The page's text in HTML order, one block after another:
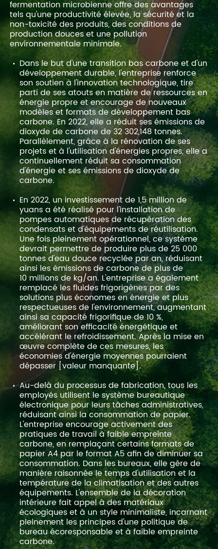
fermentation microbienne offre des avantages
tels qu'une productivité élevée, la sécurité et la
non-toxicité des produits, des conditions de
production douces et une pollution
environnementale minimale.
Dans le but d'une transition bas carbone et d'un
développement durable, l'entreprise renforce
son soutien à l'innovation technologique, tire
parti de ses atouts en matière de ressources en
énergie propre et encourage de nouveaux
modèles et formats de développement bas
carbone. En 2022, elle a réduit ses émissions de
dioxyde de carbone de 32 302,148 tonnes.
Parallèlement, grâce à la rénovation de ses
projets et à l'utilisation d'énergies propres, elle a
continuellement réduit sa consommation
d'énergie et ses émissions de dioxyde de
carbone.
En 2022, un investissement de 1,5 million de
yuans a été réalisé pour l'installation de
pompes automatiques de récupération des
condensats et d'équipements de réutilisation.
Une fois pleinement opérationnel, ce système
devrait permettre de produire plus de 25 000
tonnes d'eau douce recyclée par an, réduisant
ainsi les émissions de carbone de plus de
10 millions de kg/an. L'entreprise a également
remplacé les fluides frigorigènes par des
solutions plus économes en énergie et plus
respectueuses de l'environnement, augmentant
ainsi sa capacité frigorifique de 10 %,
améliorant son efficacité énergétique et
accélérant le refroidissement. Après la mise en
œuvre complète de ces mesures, les
économies d'énergie moyennes pourraient
dépasser [valeur manquante].
Au-delà du processus de fabrication, tous les
employés utilisent le système bureautique
électronique pour leurs tâches administratives,
réduisant ainsi la consommation de papier.
L'entreprise encourage activement des
pratiques de travail à faible empreinte
carbone, en remplaçant certains formats de
papier A4 par le format A5 afin de diminuer sa
consommation. Dans les bureaux, elle gère de
manière raisonnée le temps d'utilisation et la
température de la climatisation et des autres
équipements. L'ensemble de la décoration
intérieure fait appel à des matériaux
écologiques et à un style minimaliste, incarnant
pleinement les principes d'une politique de
bureau écoresponsable et à faible empreinte
carbone.